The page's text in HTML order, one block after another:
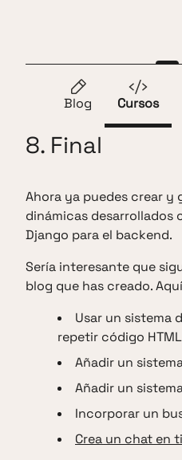
Saltar al contenido
Blog
Cursos
8. Final
Ahora ya puedes crear y
dinámicas desarrollados
Django para el backend.
Sería interesante que
blog que has creado.
Usar un sistema
repetir código
Añadir un
Añadir un
Incorporar un
Crea un chat en
Introducción 2.